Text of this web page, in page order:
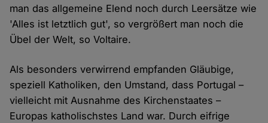
man das allgemeine Elend noch durch Leersätze wie
'Alles ist letztlich gut', so vergrößert man noch die
Übel der Welt, so Voltaire.
Als besonders verwirrend empfanden Gläubige,
speziell Katholiken, den Umstand, dass Portugal –
vielleicht mit Ausnahme des Kirchenstaates –
Europas katholischstes Land war. Durch eifrige